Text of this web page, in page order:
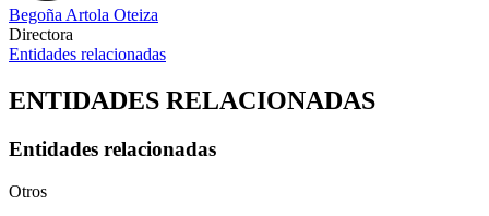
Begoña Artola Oteiza
Directora
Entidades relacionadas
ENTIDADES RELACIONADAS
Entidades relacionadas
Otros